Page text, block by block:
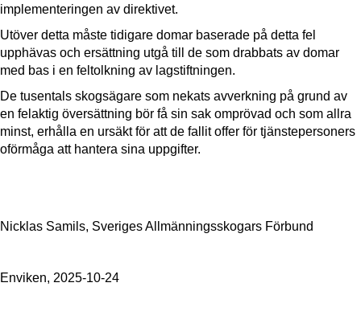
implementeringen av direktivet.
Utöver detta måste tidigare domar baserade på detta fel
upphävas och ersättning utgå till de som drabbats av domar
med bas i en feltolkning av lagstiftningen.
De tusentals skogsägare som nekats avverkning på grund av
en felaktig översättning bör få sin sak omprövad och som allra
minst, erhålla en ursäkt för att de fallit offer för tjänstepersoners
oförmåga att hantera sina uppgifter.
Nicklas Samils, Sveriges Allmänningsskogars Förbund
Enviken, 2025-10-24